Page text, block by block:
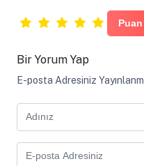
Bir Yorum Yap
E-posta Adresiniz